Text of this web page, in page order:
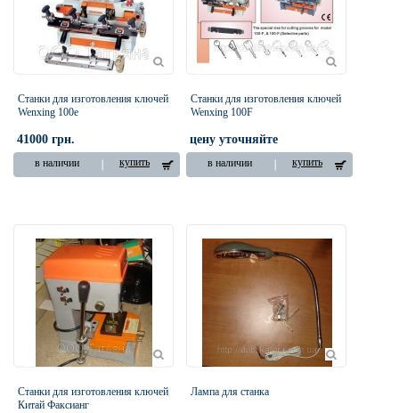
Cтанки для изготовления ключей
Wenxing 100e
41000 грн.
в наличии купить
Cтанки для изготовления ключей
Wenxing 100F
цену уточняйте
в наличии купить
Cтанки для изготовления ключей
Китай Факсианг
Лампа для станка